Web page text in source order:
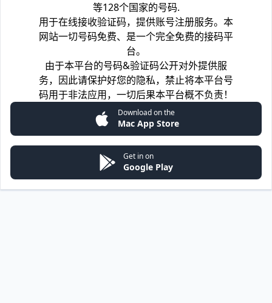
等128个国家的号码.
用于在线接收验证码，提供账号注册服务。本
网站一切号码免费、是一个完全免费的接码平
台。
由于本平台的号码&验证码公开对外提供服
务，因此请保护好您的隐私，禁止将本平台号
码用于非法应用，一切后果本平台概不负责！
Download on the
Mac App Store
Get in on
Google Play